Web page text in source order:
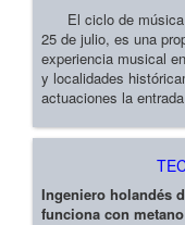
El ciclo de música
25 de julio, es una
experiencia musical
y localidades
actuaciones la
Ingeniero holandés
funciona con